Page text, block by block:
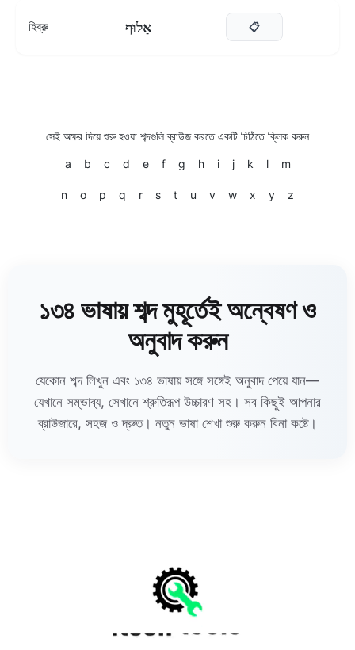
হিব্রু אַלוּף 📋
সেই অক্ষর দিয়ে শুরু হওয়া শব্দগুলি ব্রাউজ করতে একটি চিঠিতে ক্লিক করুন
a b c d e f g h i j k l m
n o p q r s t u v w x y z
১৩৪ ভাষায় শব্দ মুহূর্তেই অন্বেষণ ও
অনুবাদ করুন
যেকোন শব্দ লিখুন এবং ১৩৪ ভাষায় সঙ্গে সঙ্গেই অনুবাদ পেয়ে যান—
যেখানে সম্ভাব্য, সেখানে শ্রুতিরূপ উচ্চারণ সহ। সব কিছুই আপনার
ব্রাউজারে, সহজ ও দ্রুত। নতুন ভাষা শেখা শুরু করুন বিনা কষ্টে।